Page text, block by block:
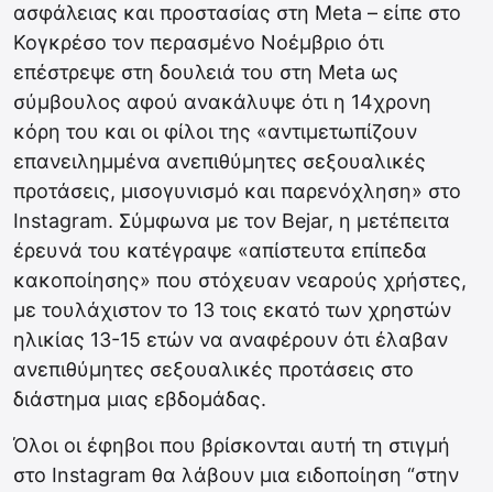
ασφάλειας και προστασίας στη Meta – είπε στο
Κογκρέσο τον περασμένο Νοέμβριο ότι
επέστρεψε στη δουλειά του στη Meta ως
σύμβουλος αφού ανακάλυψε ότι η 14χρονη
κόρη του και οι φίλοι της «αντιμετωπίζουν
επανειλημμένα ανεπιθύμητες σεξουαλικές
προτάσεις, μισογυνισμό και παρενόχληση» στο
Instagram. Σύμφωνα με τον Bejar, η μετέπειτα
έρευνά του κατέγραψε «απίστευτα επίπεδα
κακοποίησης» που στόχευαν νεαρούς χρήστες,
με τουλάχιστον το 13 τοις εκατό των χρηστών
ηλικίας 13-15 ετών να αναφέρουν ότι έλαβαν
ανεπιθύμητες σεξουαλικές προτάσεις στο
διάστημα μιας εβδομάδας.
Όλοι οι έφηβοι που βρίσκονται αυτή τη στιγμή
στο Instagram θα λάβουν μια ειδοποίηση “στην